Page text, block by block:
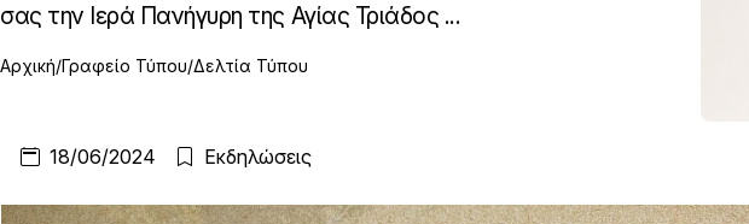
σας την Ιερά Πανήγυρη της Αγίας Τριάδος ...
Αρχική Γραφείο Τύπου Δελτία Τύπου
18/06/2024 Εκδηλώσεις